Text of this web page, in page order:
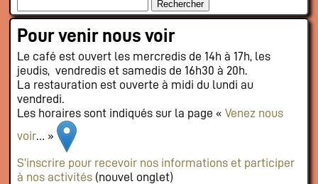
Pour venir nous voir
Le café est ouvert les mercredis de 14h à 17h, les
jeudis, vendredis et samedis de 16h30 à 20h.
La restauration est ouverte à midi du lundi au
vendredi.
Les horaires sont indiqués sur la page « Venez nous
voir… »
S’inscrire pour recevoir nos informations et participer
à nos activités(nouvel onglet)